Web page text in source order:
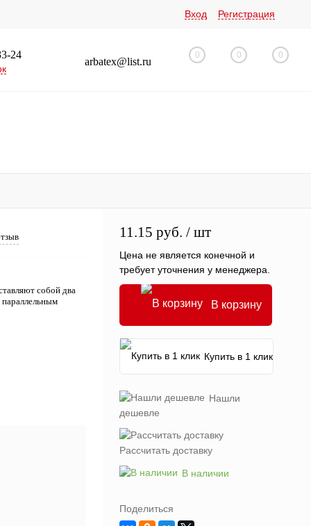
Вход Регистрация
24
arbatex@list.ru
0 0 0
собой два
параллельным
11.15 руб. / шт
Цена не является конечной и
требует уточнения у менеджера.
В корзину
Купить в 1 клик
Нашли
дешевле
Рассчитать доставку
В наличии
Поделиться